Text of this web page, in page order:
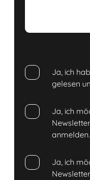
Ja, ich
gelesen
Ja, ich
anmelden.
Ja, ich